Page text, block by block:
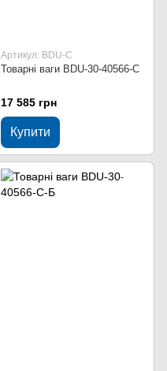
Артикул: BDU-С
Товарні ваги BDU-30-40566-С
17 585 грн
Купити